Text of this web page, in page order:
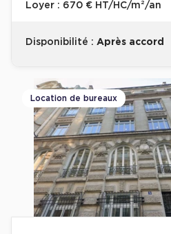
Loyer : 670 € HT/HC/m²/an
Disponibilité : Après accord
Location de bureaux